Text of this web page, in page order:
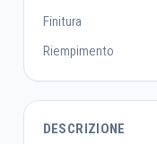
Finitura
Riempimento
DESCRIZIONE